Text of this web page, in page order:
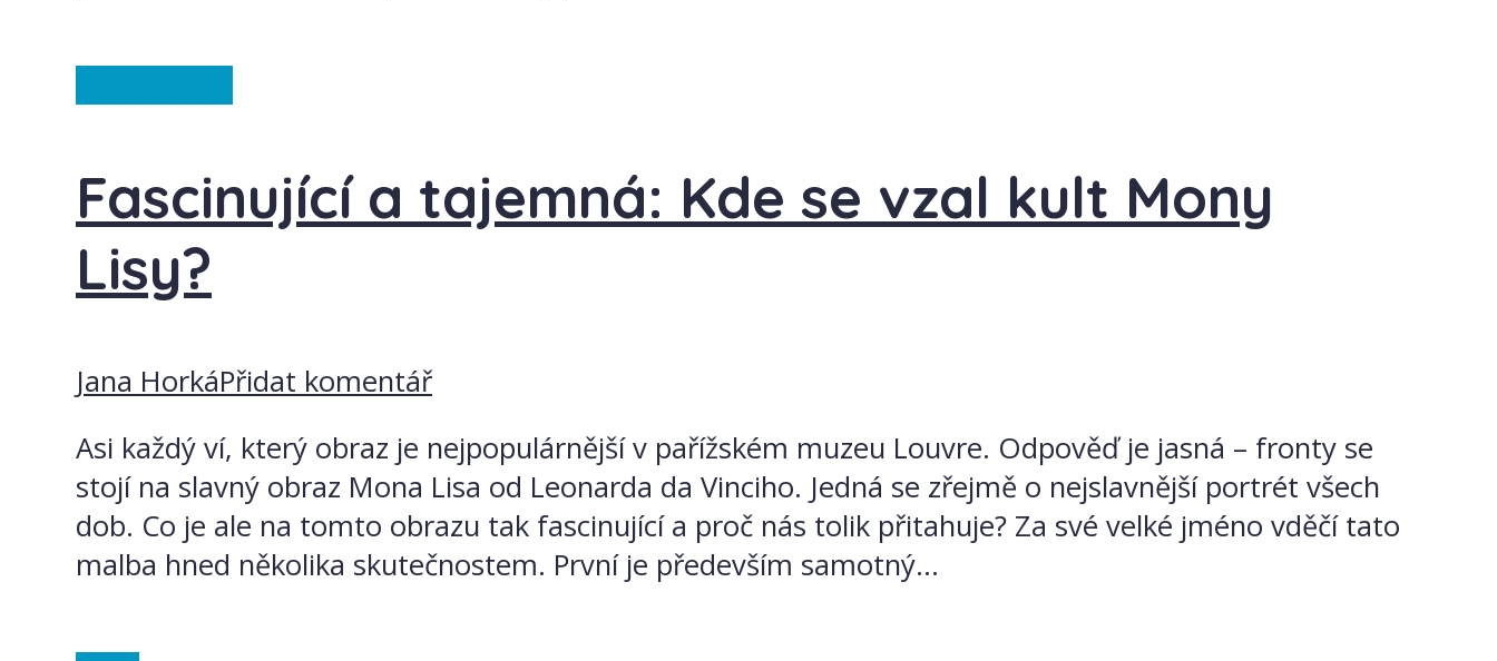
Fascinující a tajemná: Kde se vzal kult Mony
Lisy?
Jana HorkáPřidat komentář
Asi každý ví, který obraz je nejpopulárnější v pařížském muzeu Louvre. Odpověď je jasná – fronty se
stojí na slavný obraz Mona Lisa od Leonarda da Vinciho. Jedná se zřejmě o nejslavnější portrét všech
dob. Co je ale na tomto obrazu tak fascinující a proč nás tolik přitahuje? Za své velké jméno vděčí tato
malba hned několika skutečnostem. První je především samotný...